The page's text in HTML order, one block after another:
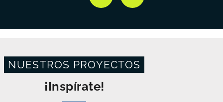
NUESTROS PROYECTOS
¡Inspírate!